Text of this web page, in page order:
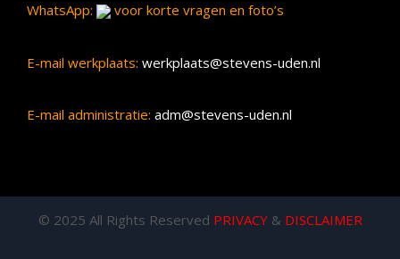
WhatsApp: voor korte vragen en foto’s
E-mail werkplaats: werkplaats@stevens-uden.nl
E-mail administratie: adm@stevens-uden.nl
© 2025 All Rights Reserved PRIVACY& DISCLAIMER